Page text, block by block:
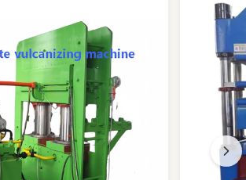
Elektrische verwarmingsmachine voor het
vulcaniseren van rubber
Dubbele vulcaniseringsmachine voor
rubber